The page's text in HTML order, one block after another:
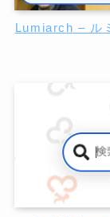
Lumiarch – ル